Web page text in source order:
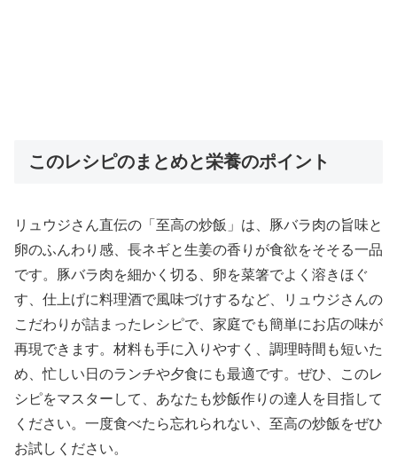
このレシピのまとめと栄養のポイント
リュウジさん直伝の「至高の炒飯」は、豚バラ肉の旨味と
卵のふんわり感、長ネギと生姜の香りが食欲をそそる一品
です。豚バラ肉を細かく切る、卵を菜箸でよく溶きほぐ
す、仕上げに料理酒で風味づけするなど、リュウジさんの
こだわりが詰まったレシピで、家庭でも簡単にお店の味が
再現できます。材料も手に入りやすく、調理時間も短いた
め、忙しい日のランチや夕食にも最適です。ぜひ、このレ
シピをマスターして、あなたも炒飯作りの達人を目指して
ください。一度食べたら忘れられない、至高の炒飯をぜひ
お試しください。